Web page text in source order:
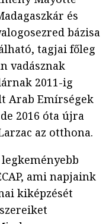
és
bázisa
tagjai főleg
vadásznak
2011-ig
Arab Emírségek
2016 óta újra
az otthona.
ami napjaink
kiképzését